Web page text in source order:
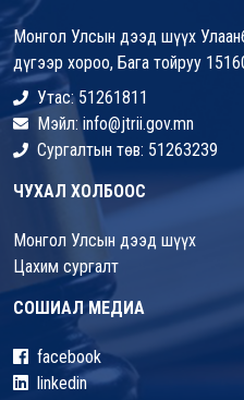
Монгол Улсын дээд шүүх
дүгээр хороо, Бага тойруу
Утас: 51261811
Мэйл: info@jtrii.gov.mn
Сургалтын төв: 51263239
ЧУХАЛ ХОЛБООС
Монгол Улсын дээд шүүх
Цахим сургалт
СОШИАЛ МЕДИА
facebook
linkedin